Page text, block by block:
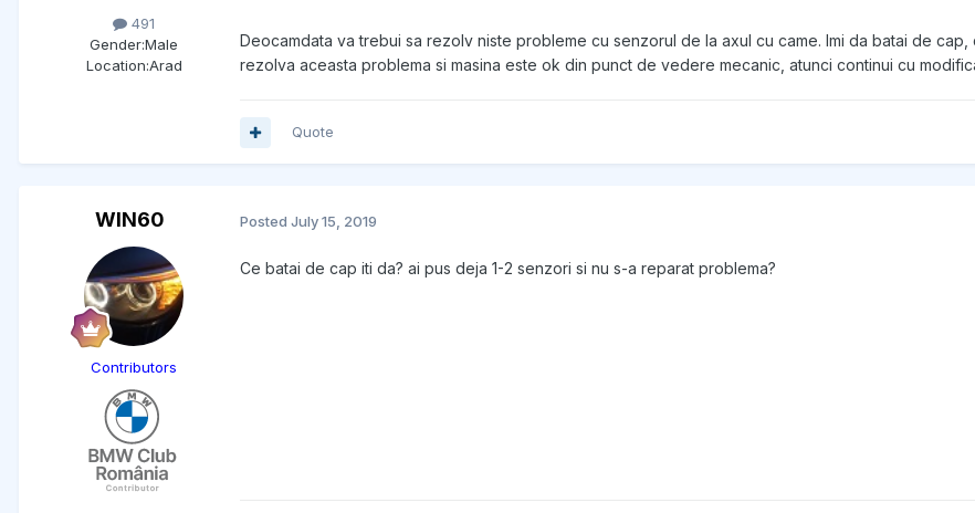
491
Gender:Male
Location:Arad
Deocamdata va trebui sa rezolv niste probleme cu senzorul de la axul cu came. Imi da batai de cap,
rezolva aceasta problema si masina este ok din punct de vedere mecanic, atunci continui cu
Quote
WIN60
Contributors
Posted July 15, 2019
Ce batai de cap iti da? ai pus deja 1-2 senzori si nu s-a reparat problema?